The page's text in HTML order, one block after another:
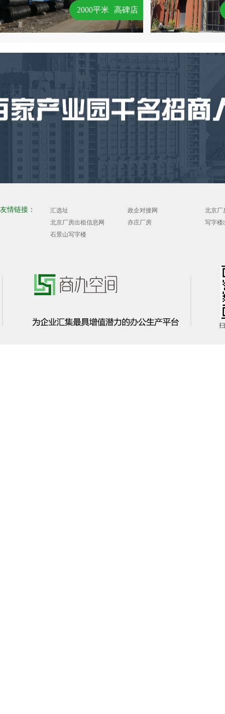
2000平米 高碑店
友情链接： 汇选址 政企对接网
北京厂
北京厂房出租信息网
亦庄厂房
写字楼
石景山写字楼